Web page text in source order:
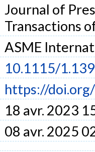
Journal of
Transactions
ASME
10.1115/
https://
18 avr. 2023
08 avr. 2025